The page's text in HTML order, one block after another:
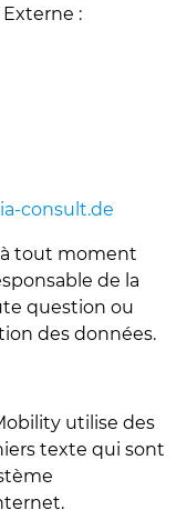
:
consult.de
tout moment
de la
question ou
des données.
utilise des
texte qui sont